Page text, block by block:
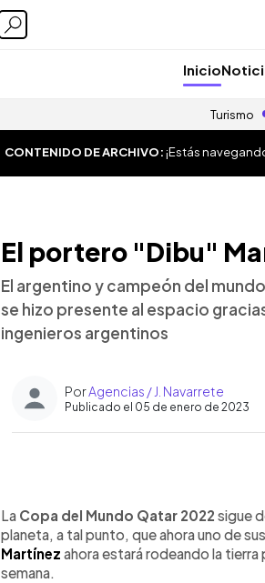
Inicio
Turismo
CONTENIDO DE ARCHIVO:¡Estás
El portero "Dibu"
El argentino y campeón del
se hizo presente al espacio
ingenieros argentinos
PorAgencias / J. Navarrete
Publicado el 05 de enero de 2023
► Escuchar artículo
La Copa del Mundo Qatar 2022 sigue
planeta, a tal punto, que ahora uno de
Martínez ahora estará rodeando la
semana.